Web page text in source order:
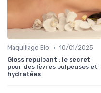
Maquillage Bio • 10/01/2025
Gloss repulpant : le secret
pour des lèvres pulpeuses et
hydratées